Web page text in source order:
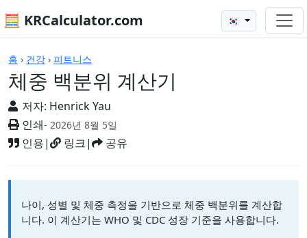
🧮 KRCalculator.com 🇰🇷
홈 › 건강 › 피트니스
체중 백분위 계산기
저자: Henrick Yau
인쇄- 2026년 8월 5일
인용| 링크| 공유
계산기
나이, 성별 및 체중 측정을 기반으로 체중 백분위를 계산합
니다. 이 계산기는 WHO 및 CDC 성장 기준을 사용합니다.